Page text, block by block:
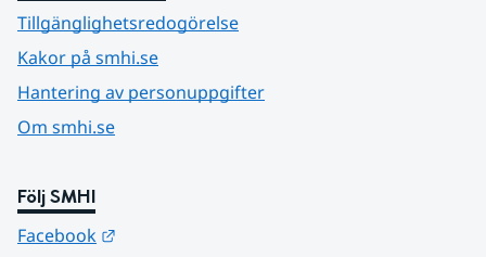
Tillgänglighetsredogörelse
Kakor på smhi.se
Hantering av personuppgifter
Om smhi.se
Följ SMHI
Facebook